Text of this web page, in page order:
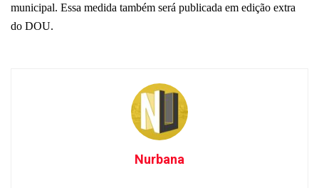
municipal. Essa medida também será publicada em edição extra
do DOU.
Nurbana